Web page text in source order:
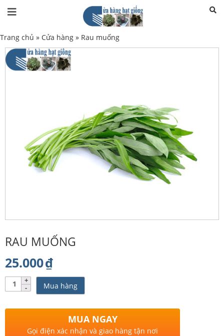
Trang chủ » Cửa hàng » Rau muống
RAU MUỐNG
25.000₫
Số
lượng
Mua hàng
MUA NGAY
Gọi điện xác nhận và giao hàng tận nơi